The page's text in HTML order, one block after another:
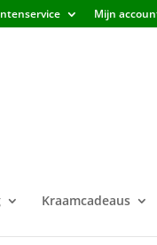
Mijn
Kraamcadeaus